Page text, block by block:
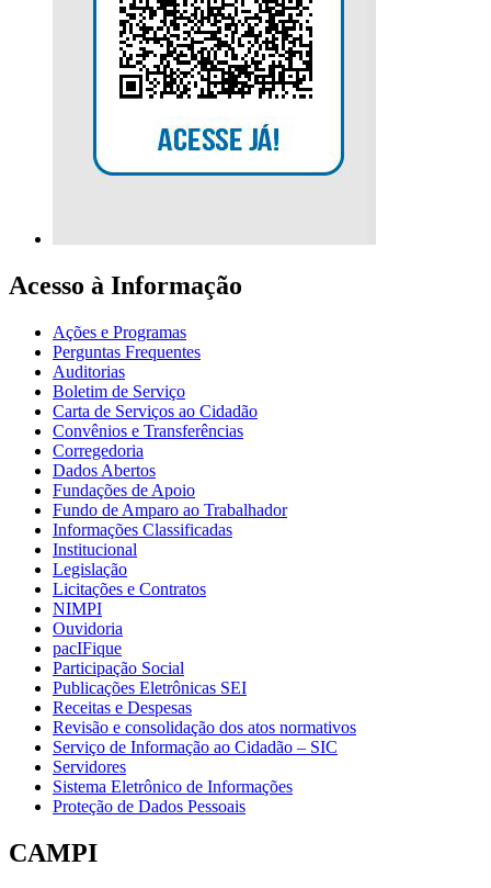
Acesso à Informação
Ações e Programas
Perguntas Frequentes
Auditorias
Boletim de Serviço
Carta de Serviços ao Cidadão
Convênios e Transferências
Corregedoria
Dados Abertos
Fundações de Apoio
Fundo de Amparo ao Trabalhador
Informações Classificadas
Institucional
Legislação
Licitações e Contratos
NIMPI
Ouvidoria
pacIFique
Participação Social
Publicações Eletrônicas SEI
Receitas e Despesas
Revisão e consolidação dos atos normativos
Serviço de Informação ao Cidadão – SIC
Servidores
Sistema Eletrônico de Informações
Proteção de Dados Pessoais
CAMPI